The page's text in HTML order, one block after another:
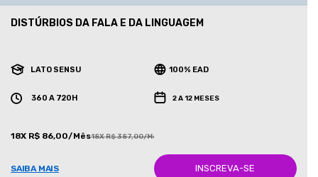
DISTÚRBIOS DA FALA E DA LINGUAGEM
LATO SENSU 100% EAD
360 A 720H 2 A 12 MESES
18X R$ 86,00/Mês18X R$ 387,00/Mês
SAIBA MAIS INSCREVA-SE